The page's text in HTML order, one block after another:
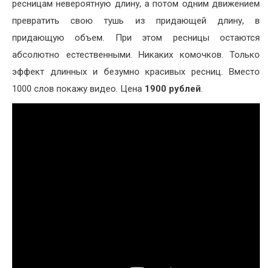
ресницам невероятную длину, а потом одним движением
превратить свою тушь из придающей длину, в
придающую объем. При этом ресницы остаются
абсолютно естественными. Никаких комочков. Только
эффект длинных и безумно красивых ресниц. Вместо
1000 слов покажу видео. Цена 1900 рублей.